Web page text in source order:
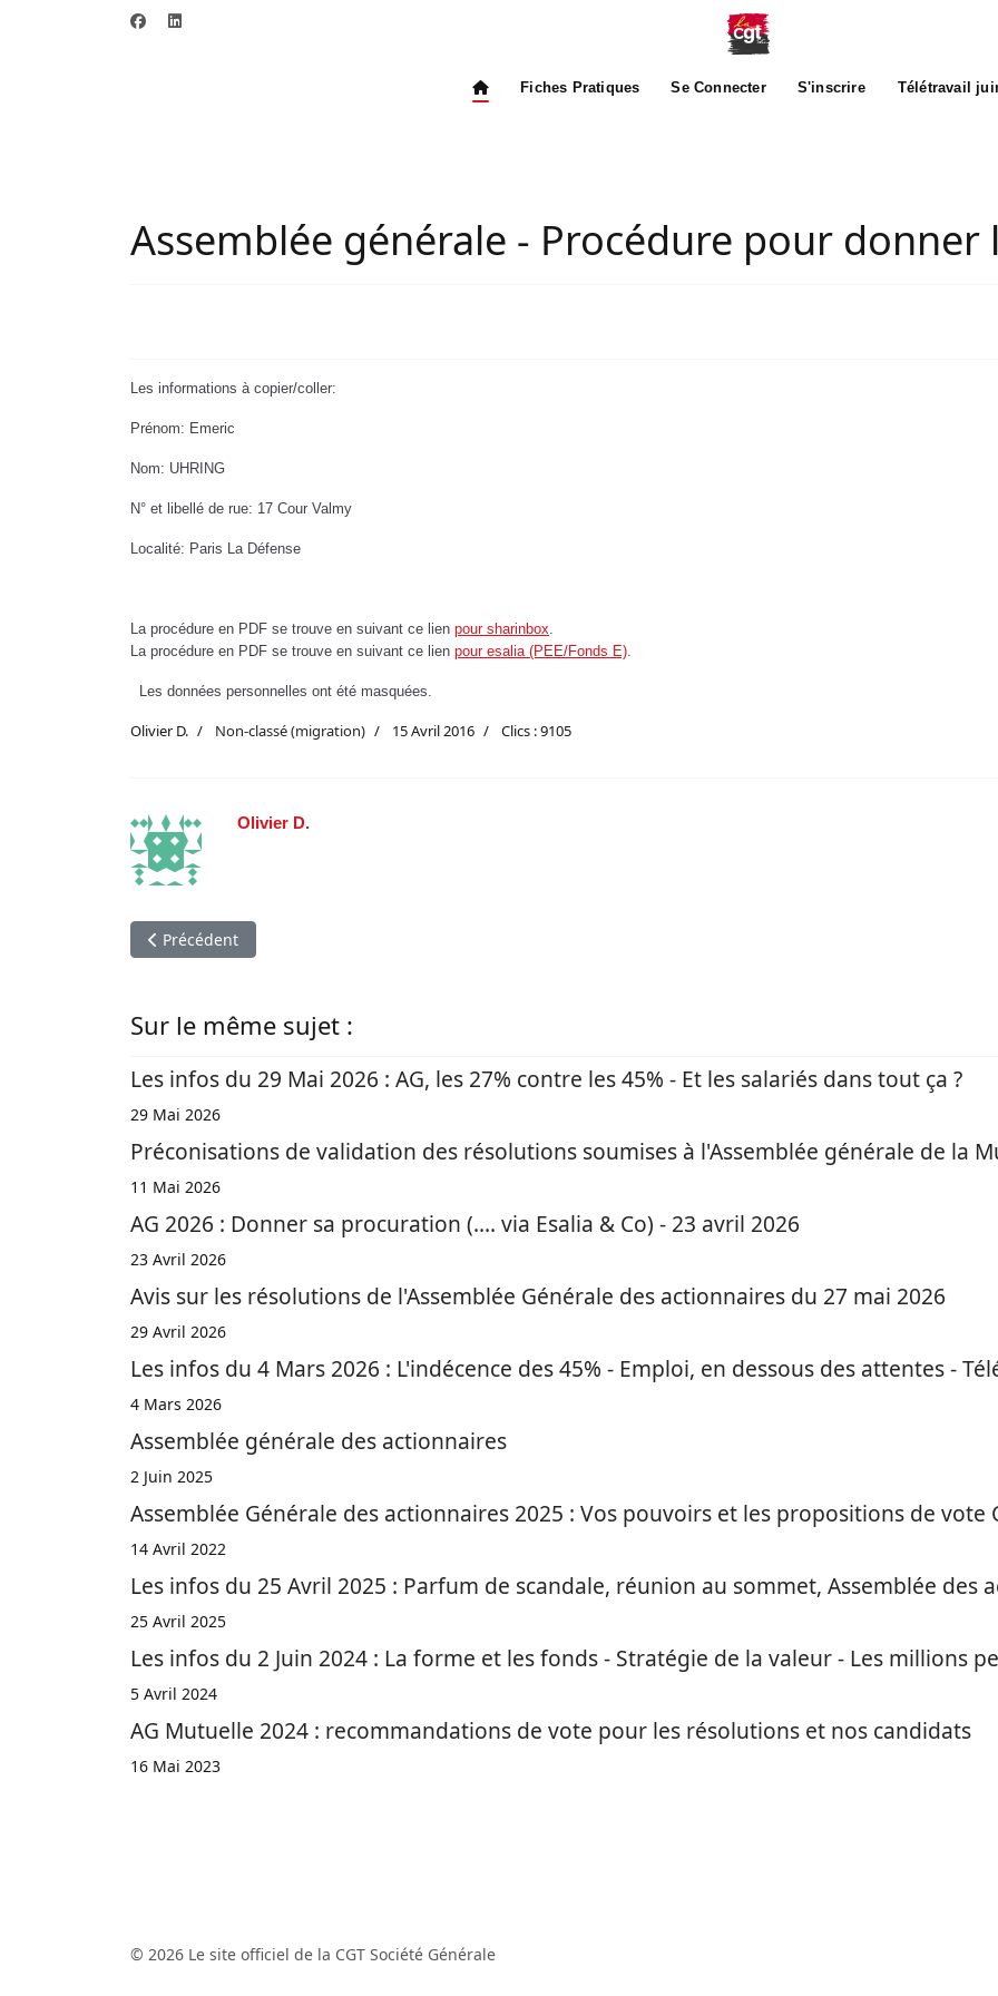
Fiches Pratiques Se Connecter S'inscrire Télétravail
Assemblée générale - Procédure pour donner
Les informations à copier/coller:
Prénom: Emeric
Nom: UHRING
N° et libellé de rue: 17 Cour Valmy
Localité: Paris La Défense
La procédure en PDF se trouve en suivant ce lien pour sharinbox.
La procédure en PDF se trouve en suivant ce lien pour esalia (PEE/Fonds E).
Les données personnelles ont été masquées.
Olivier D. Non-classé (migration) 15 Avril 2016 Clics : 9105
Olivier D.
Article précédent : Que signifie être pragmatique et progressiste aujourd'hui ?
Précédent
Sur le même sujet :
Les infos du 29 Mai 2026 : AG, les 27% contre les 45% - Et les salariés dans tout ça ?
29 Mai 2026
Préconisations de validation des résolutions soumises à l'Assemblée générale de la
11 Mai 2026
AG 2026 : Donner sa procuration (.... via Esalia & Co) - 23 avril 2026
23 Avril 2026
Avis sur les résolutions de l'Assemblée Générale des actionnaires du 27 mai 2026
29 Avril 2026
Les infos du 4 Mars 2026 : L'indécence des 45% - Emploi, en dessous des attentes -
4 Mars 2026
Assemblée générale des actionnaires
2 Juin 2025
Assemblée Générale des actionnaires 2025 : Vos pouvoirs et les propositions de vote
14 Avril 2022
Les infos du 25 Avril 2025 : Parfum de scandale, réunion au sommet, Assemblée des
25 Avril 2025
Les infos du 2 Juin 2024 : La forme et les fonds - Stratégie de la valeur - Les millions
5 Avril 2024
AG Mutuelle 2024 : recommandations de vote pour les résolutions et nos candidats
16 Mai 2023
© 2026 Le site officiel de la CGT Société Générale